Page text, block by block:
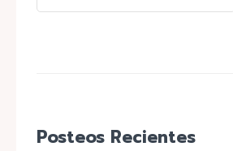
Posteos Recientes